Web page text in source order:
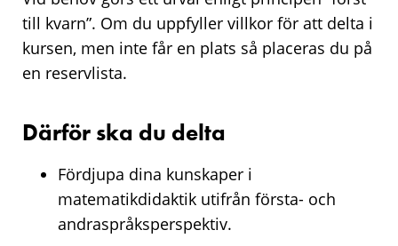
till kvarn”. Om du uppfyller villkor för att delta i
kursen, men inte får en plats så placeras du på
en reservlista.
Därför ska du delta
Fördjupa dina kunskaper i
matematikdidaktik utifrån första- och
andraspråksperspektiv.